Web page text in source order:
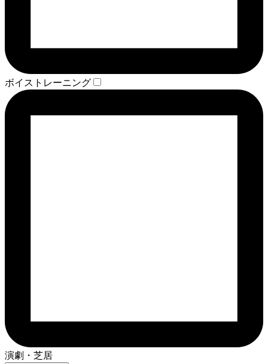
ボイストレーニング
演劇・芝居